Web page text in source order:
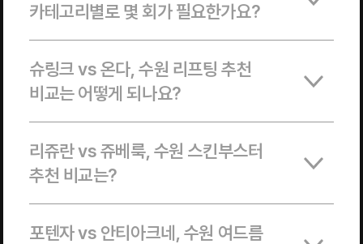
카테고리별로 몇 회가 필요한가요?
슈링크 vs 온다, 수원 리프팅 추천
비교는 어떻게 되나요?
리쥬란 vs 쥬베룩, 수원 스킨부스터
추천 비교는?
포텐자 vs 안티아크네, 수원 여드름